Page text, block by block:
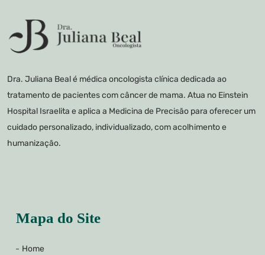
Dra. Juliana Beal é médica oncologista clínica dedicada ao
tratamento de pacientes com câncer de mama. Atua no Einstein
Hospital Israelita e aplica a Medicina de Precisão para oferecer um
cuidado personalizado, individualizado, com acolhimento e
humanização.
Mapa do Site
Home